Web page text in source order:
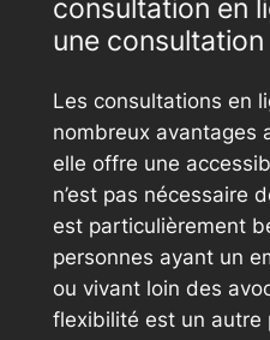
consultation en
une
Les consultations en
nombreux avantages
elle offre une
n’est pas nécessaire
est particulièrement
personnes ayant un
ou vivant loin des
flexibilité est un